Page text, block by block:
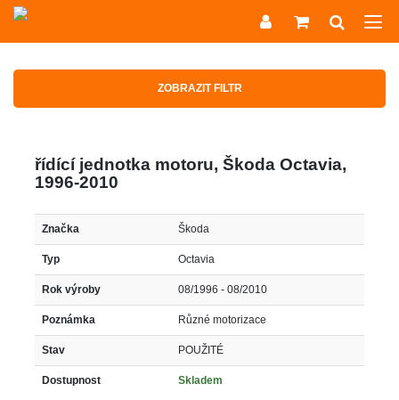
ZOBRAZIT FILTR
řídící jednotka motoru, Škoda Octavia,
1996-2010
Značka Škoda
Typ Octavia
Rok výroby 08/1996 - 08/2010
Poznámka Různé motorizace
Stav POUŽITÉ
Dostupnost Skladem